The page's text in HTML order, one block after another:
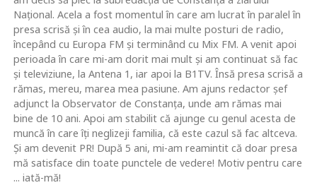
Naţional. Acela a fost momentul în care am lucrat în paralel în
presa scrisă şi în cea audio, la mai multe posturi de radio,
începând cu Europa FM şi terminând cu Mix FM. A venit apoi
perioada în care mi-am dorit mai mult şi am continuat să fac
şi televiziune, la Antena 1, iar apoi la B1TV. Însă presa scrisă a
rămas, mereu, marea mea pasiune. Am ajuns redactor şef
adjunct la Observator de Constanţa, unde am rămas mai
bine de 10 ani. Apoi am stabilit că ajunge cu genul acesta de
muncă în care îţi neglizeji familia, că este cazul să fac altceva.
Şi am devenit PR! După 5 ani, mi-am reamintit că doar presa
mă satisface din toate punctele de vedere! Motiv pentru care
... iată-mă!